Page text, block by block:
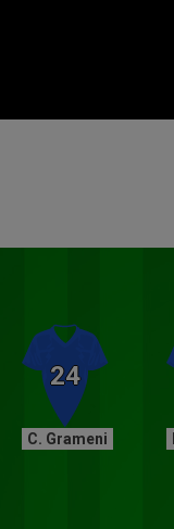
C. Grameni